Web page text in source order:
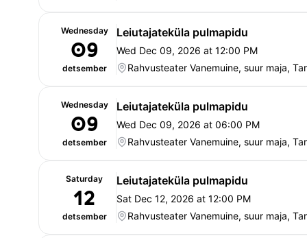
Wednesday
09
detsember
Leiutajateküla pulmapidu
Wed Dec 09, 2026 at 12:00 PM
Rahvusteater Vanemuine, suur maja,
Wednesday
09
detsember
Leiutajateküla pulmapidu
Wed Dec 09, 2026 at 06:00 PM
Rahvusteater Vanemuine, suur maja,
Saturday
12
detsember
Leiutajateküla pulmapidu
Sat Dec 12, 2026 at 12:00 PM
Rahvusteater Vanemuine, suur maja,